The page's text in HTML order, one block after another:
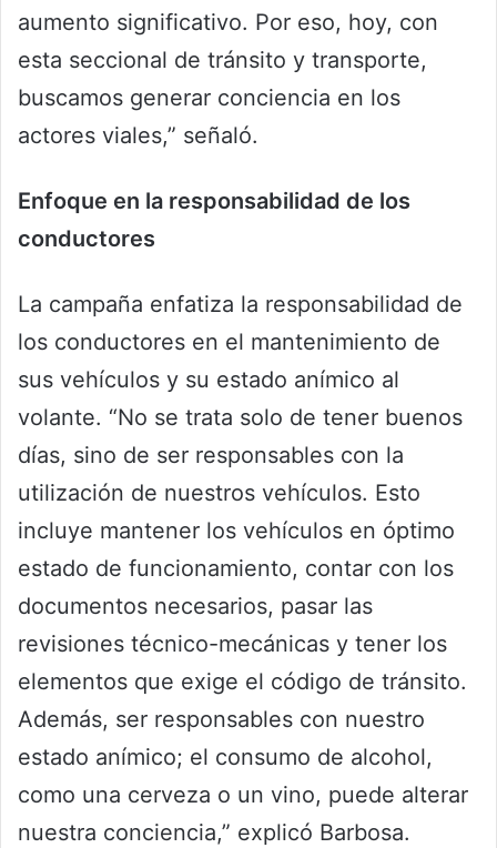
aumento significativo. Por eso, hoy, con
esta seccional de tránsito y transporte,
buscamos generar conciencia en los
actores viales,” señaló.
Enfoque en la responsabilidad de los
conductores
La campaña enfatiza la responsabilidad de
los conductores en el mantenimiento de
sus vehículos y su estado anímico al
volante. “No se trata solo de tener buenos
días, sino de ser responsables con la
utilización de nuestros vehículos. Esto
incluye mantener los vehículos en óptimo
estado de funcionamiento, contar con los
documentos necesarios, pasar las
revisiones técnico-mecánicas y tener los
elementos que exige el código de tránsito.
Además, ser responsables con nuestro
estado anímico; el consumo de alcohol,
como una cerveza o un vino, puede alterar
nuestra conciencia,” explicó Barbosa.